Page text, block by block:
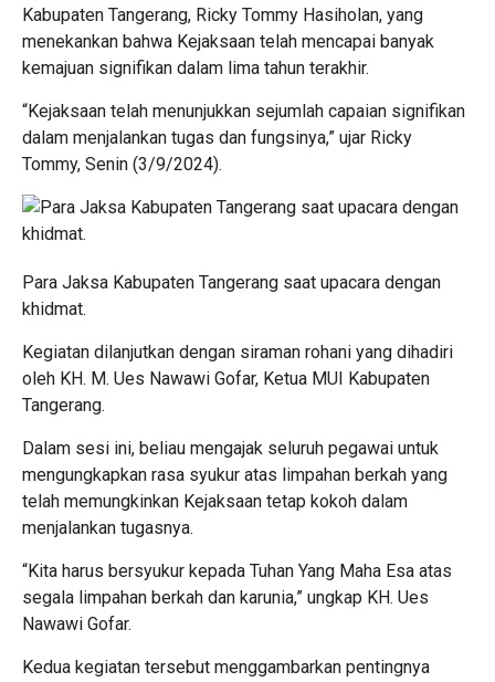
Kabupaten Tangerang, Ricky Tommy Hasiholan, yang
menekankan bahwa Kejaksaan telah mencapai banyak
kemajuan signifikan dalam lima tahun terakhir.
“Kejaksaan telah menunjukkan sejumlah capaian signifikan
dalam menjalankan tugas dan fungsinya,” ujar Ricky
Tommy, Senin (3/9/2024).
Para Jaksa Kabupaten Tangerang saat upacara dengan
khidmat.
Kegiatan dilanjutkan dengan siraman rohani yang dihadiri
oleh KH. M. Ues Nawawi Gofar, Ketua MUI Kabupaten
Tangerang.
Dalam sesi ini, beliau mengajak seluruh pegawai untuk
mengungkapkan rasa syukur atas limpahan berkah yang
telah memungkinkan Kejaksaan tetap kokoh dalam
menjalankan tugasnya.
“Kita harus bersyukur kepada Tuhan Yang Maha Esa atas
segala limpahan berkah dan karunia,” ungkap KH. Ues
Nawawi Gofar.
Kedua kegiatan tersebut menggambarkan pentingnya